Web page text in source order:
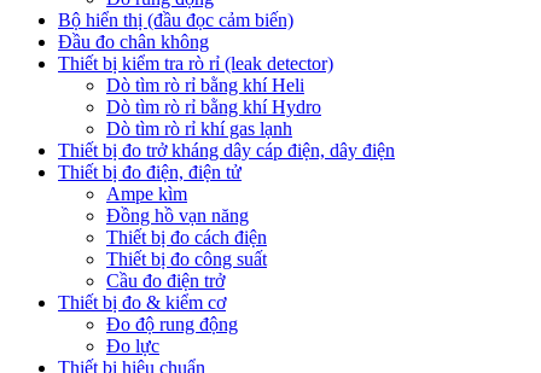
Bộ hiển thị (đầu đọc cảm biến)
Đầu đo chân không
Thiết bị kiểm tra rò rỉ (leak detector)
Dò tìm rò rỉ bằng khí Heli
Dò tìm rò rỉ bằng khí Hydro
Dò tìm rò rỉ khí gas lạnh
Thiết bị đo trở kháng dây cáp điện, dây điện
Thiết bị đo điện, điện tử
Ampe kìm
Đồng hồ vạn năng
Thiết bị đo cách điện
Thiết bị đo công suất
Cầu đo điện trở
Thiết bị đo & kiểm cơ
Đo độ rung động
Đo lực
Thiết bị hiệu chuẩn